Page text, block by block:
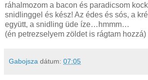
ráhalmozom a bacon és paradicsom
snidlinggel és kész! Az édes és sós, a
együtt, a snidling üde íze…hmmm…
(én petrezselyem zöldet is rágtam hozzá)
Gabojsza dátum: 07:05